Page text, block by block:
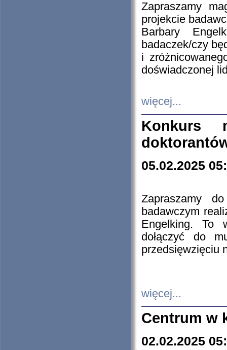
Zapraszamy
projekcie
Barbary
badaczek/czy
i
doświadczonej
więcej...
Konkurs
05.02.2025
Zapraszamy
badawczym
Engelking. To
dołączyć do
przedsięwzięciu
więcej...
Centrum w
02.02.2025